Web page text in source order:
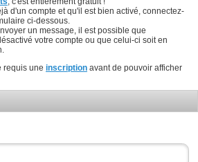
d'un compte et qu'il est bien activé, connectez-
ci-dessous.
un message, il est possible que
votre compte ou que celui-ci soit en
requis une inscription avant de pouvoir afficher